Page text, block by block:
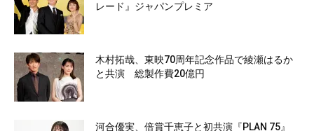
レード』ジャパンプレミア
木村拓哉、東映70周年記念作品で綾瀬はるか
と共演 総製作費20億円
河合優実、倍賞千恵子と初共演『PLAN 75』